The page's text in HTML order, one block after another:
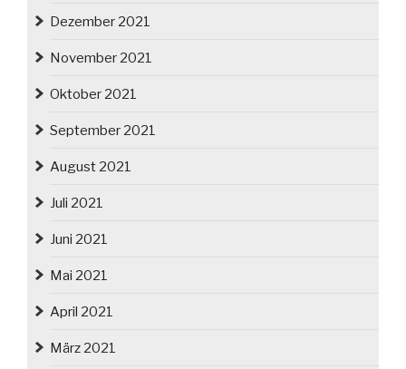
Dezember 2021
November 2021
Oktober 2021
September 2021
August 2021
Juli 2021
Juni 2021
Mai 2021
April 2021
März 2021